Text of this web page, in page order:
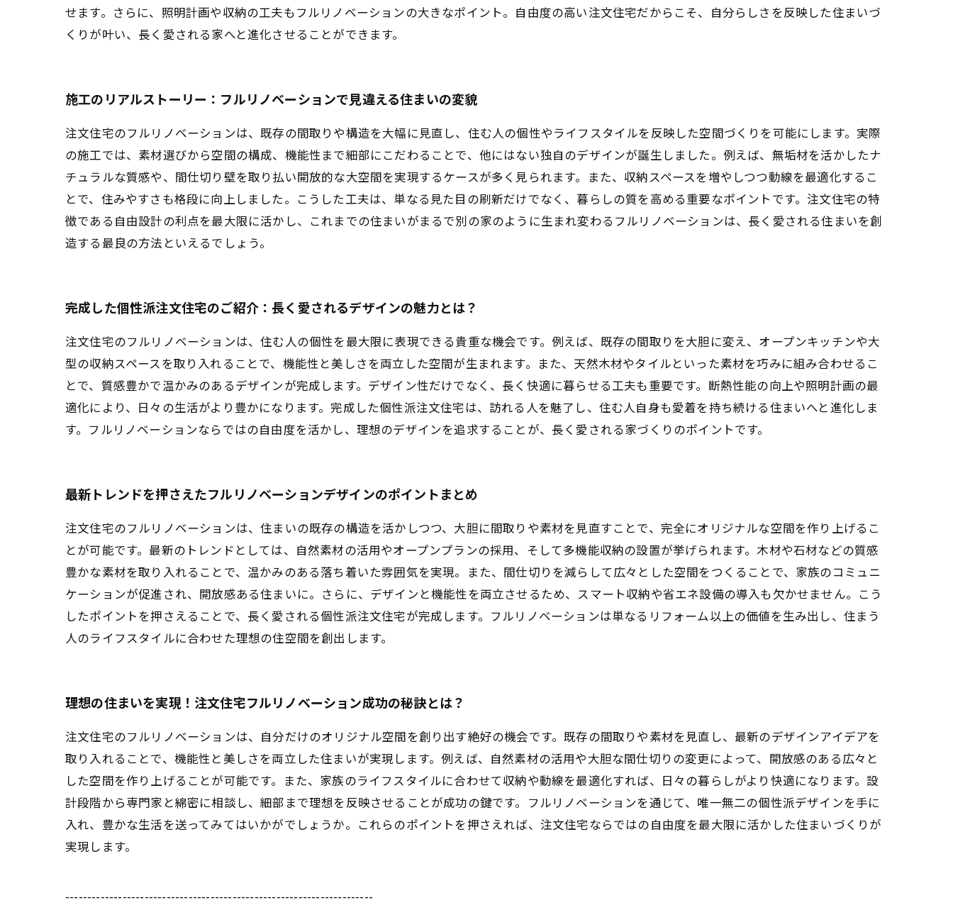
せます。さらに、照明計画や収納の工夫もフルリノベーションの大きなポイント。自由度の高い注文住宅だからこそ、自分らしさを反映した住まいづ
くりが叶い、長く愛される家へと進化させることができます。
施工のリアルストーリー：フルリノベーションで見違える住まいの変貌
注文住宅のフルリノベーションは、既存の間取りや構造を大幅に見直し、住む人の個性やライフスタイルを反映した空間づくりを可能にします。実際
の施工では、素材選びから空間の構成、機能性まで細部にこだわることで、他にはない独自のデザインが誕生しました。例えば、無垢材を活かしたナ
チュラルな質感や、間仕切り壁を取り払い開放的な大空間を実現するケースが多く見られます。また、収納スペースを増やしつつ動線を最適化するこ
とで、住みやすさも格段に向上しました。こうした工夫は、単なる見た目の刷新だけでなく、暮らしの質を高める重要なポイントです。注文住宅の特
徴である自由設計の利点を最大限に活かし、これまでの住まいがまるで別の家のように生まれ変わるフルリノベーションは、長く愛される住まいを創
造する最良の方法といえるでしょう。
完成した個性派注文住宅のご紹介：長く愛されるデザインの魅力とは？
注文住宅のフルリノベーションは、住む人の個性を最大限に表現できる貴重な機会です。例えば、既存の間取りを大胆に変え、オープンキッチンや大
型の収納スペースを取り入れることで、機能性と美しさを両立した空間が生まれます。また、天然木材やタイルといった素材を巧みに組み合わせるこ
とで、質感豊かで温かみのあるデザインが完成します。デザイン性だけでなく、長く快適に暮らせる工夫も重要です。断熱性能の向上や照明計画の最
適化により、日々の生活がより豊かになります。完成した個性派注文住宅は、訪れる人を魅了し、住む人自身も愛着を持ち続ける住まいへと進化しま
す。フルリノベーションならではの自由度を活かし、理想のデザインを追求することが、長く愛される家づくりのポイントです。
最新トレンドを押さえたフルリノベーションデザインのポイントまとめ
注文住宅のフルリノベーションは、住まいの既存の構造を活かしつつ、大胆に間取りや素材を見直すことで、完全にオリジナルな空間を作り上げるこ
とが可能です。最新のトレンドとしては、自然素材の活用やオープンプランの採用、そして多機能収納の設置が挙げられます。木材や石材などの質感
豊かな素材を取り入れることで、温かみのある落ち着いた雰囲気を実現。また、間仕切りを減らして広々とした空間をつくることで、家族のコミュニ
ケーションが促進され、開放感ある住まいに。さらに、デザインと機能性を両立させるため、スマート収納や省エネ設備の導入も欠かせません。こう
したポイントを押さえることで、長く愛される個性派注文住宅が完成します。フルリノベーションは単なるリフォーム以上の価値を生み出し、住まう
人のライフスタイルに合わせた理想の住空間を創出します。
理想の住まいを実現！注文住宅フルリノベーション成功の秘訣とは？
注文住宅のフルリノベーションは、自分だけのオリジナル空間を創り出す絶好の機会です。既存の間取りや素材を見直し、最新のデザインアイデアを
取り入れることで、機能性と美しさを両立した住まいが実現します。例えば、自然素材の活用や大胆な間仕切りの変更によって、開放感のある広々と
した空間を作り上げることが可能です。また、家族のライフスタイルに合わせて収納や動線を最適化すれば、日々の暮らしがより快適になります。設
計段階から専門家と綿密に相談し、細部まで理想を反映させることが成功の鍵です。フルリノベーションを通じて、唯一無二の個性派デザインを手に
入れ、豊かな生活を送ってみてはいかがでしょうか。これらのポイントを押さえれば、注文住宅ならではの自由度を最大限に活かした住まいづくりが
実現します。
----------------------------------------------------------------------